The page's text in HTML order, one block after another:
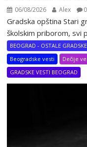
06/08/2026 Alex 0
Gradska opština Stari
školskim priborom, svi
BEOGRAD - OSTALE
Beogradske vesti
Dečije
GRADSKE VESTI BEOGRAD